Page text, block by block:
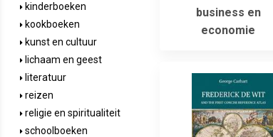
kinderboeken
kookboeken
kunst en cultuur
lichaam en geest
literatuur
reizen
religie en spiritualiteit
schoolboeken
business en
economie